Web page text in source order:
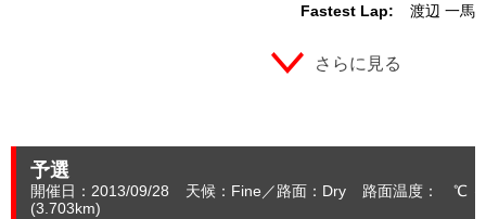
Fastest Lap:
渡辺 一馬
さらに見る
予選
開催日：2013/09/28 天候：Fine 路面：Dry
路面温度： ℃
(3.703km)